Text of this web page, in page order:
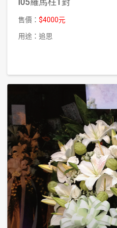
售價： $4000元
用途：追思